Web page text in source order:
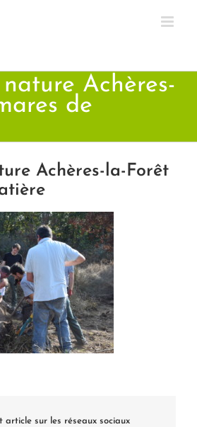
Achères-
de
Achères-la-Forêt
article sur les réseaux sociaux